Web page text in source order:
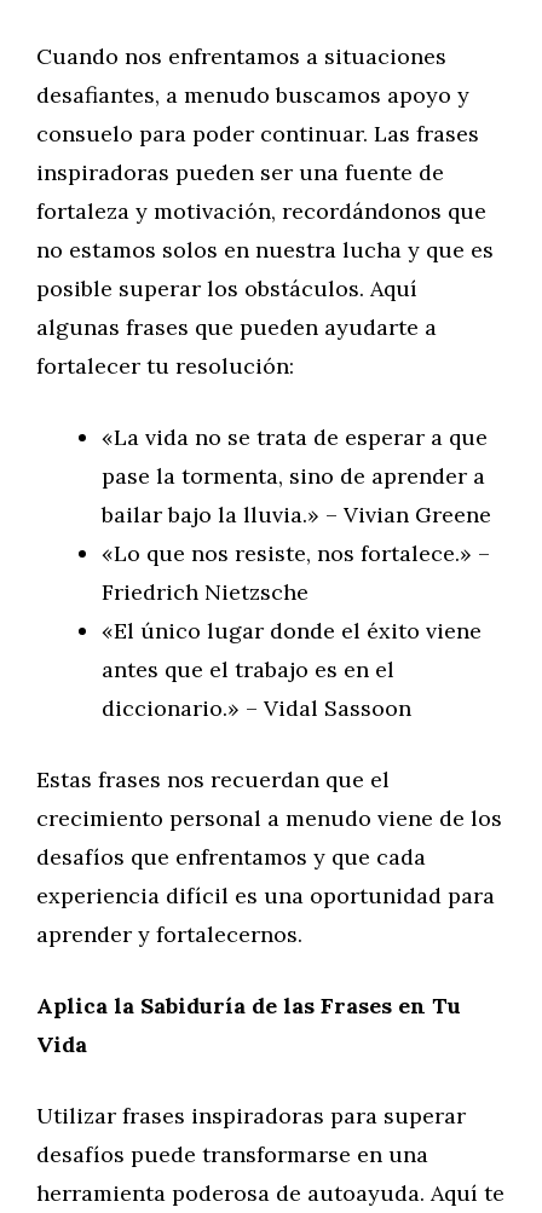
Cuando nos enfrentamos a situaciones
desafiantes, a menudo buscamos apoyo y
consuelo para poder continuar. Las frases
inspiradoras pueden ser una fuente de
fortaleza y motivación, recordándonos que
no estamos solos en nuestra lucha y que es
posible superar los obstáculos. Aquí
algunas frases que pueden ayudarte a
fortalecer tu resolución:
«La vida no se trata de esperar a que
pase la tormenta, sino de aprender a
bailar bajo la lluvia.» – Vivian Greene
«Lo que nos resiste, nos fortalece.» –
Friedrich Nietzsche
«El único lugar donde el éxito viene
antes que el trabajo es en el
diccionario.» – Vidal Sassoon
Estas frases nos recuerdan que el
crecimiento personal a menudo viene de los
desafíos que enfrentamos y que cada
experiencia difícil es una oportunidad para
aprender y fortalecernos.
Aplica la Sabiduría de las Frases en Tu
Vida
Utilizar frases inspiradoras para superar
desafíos puede transformarse en una
herramienta poderosa de autoayuda. Aquí te